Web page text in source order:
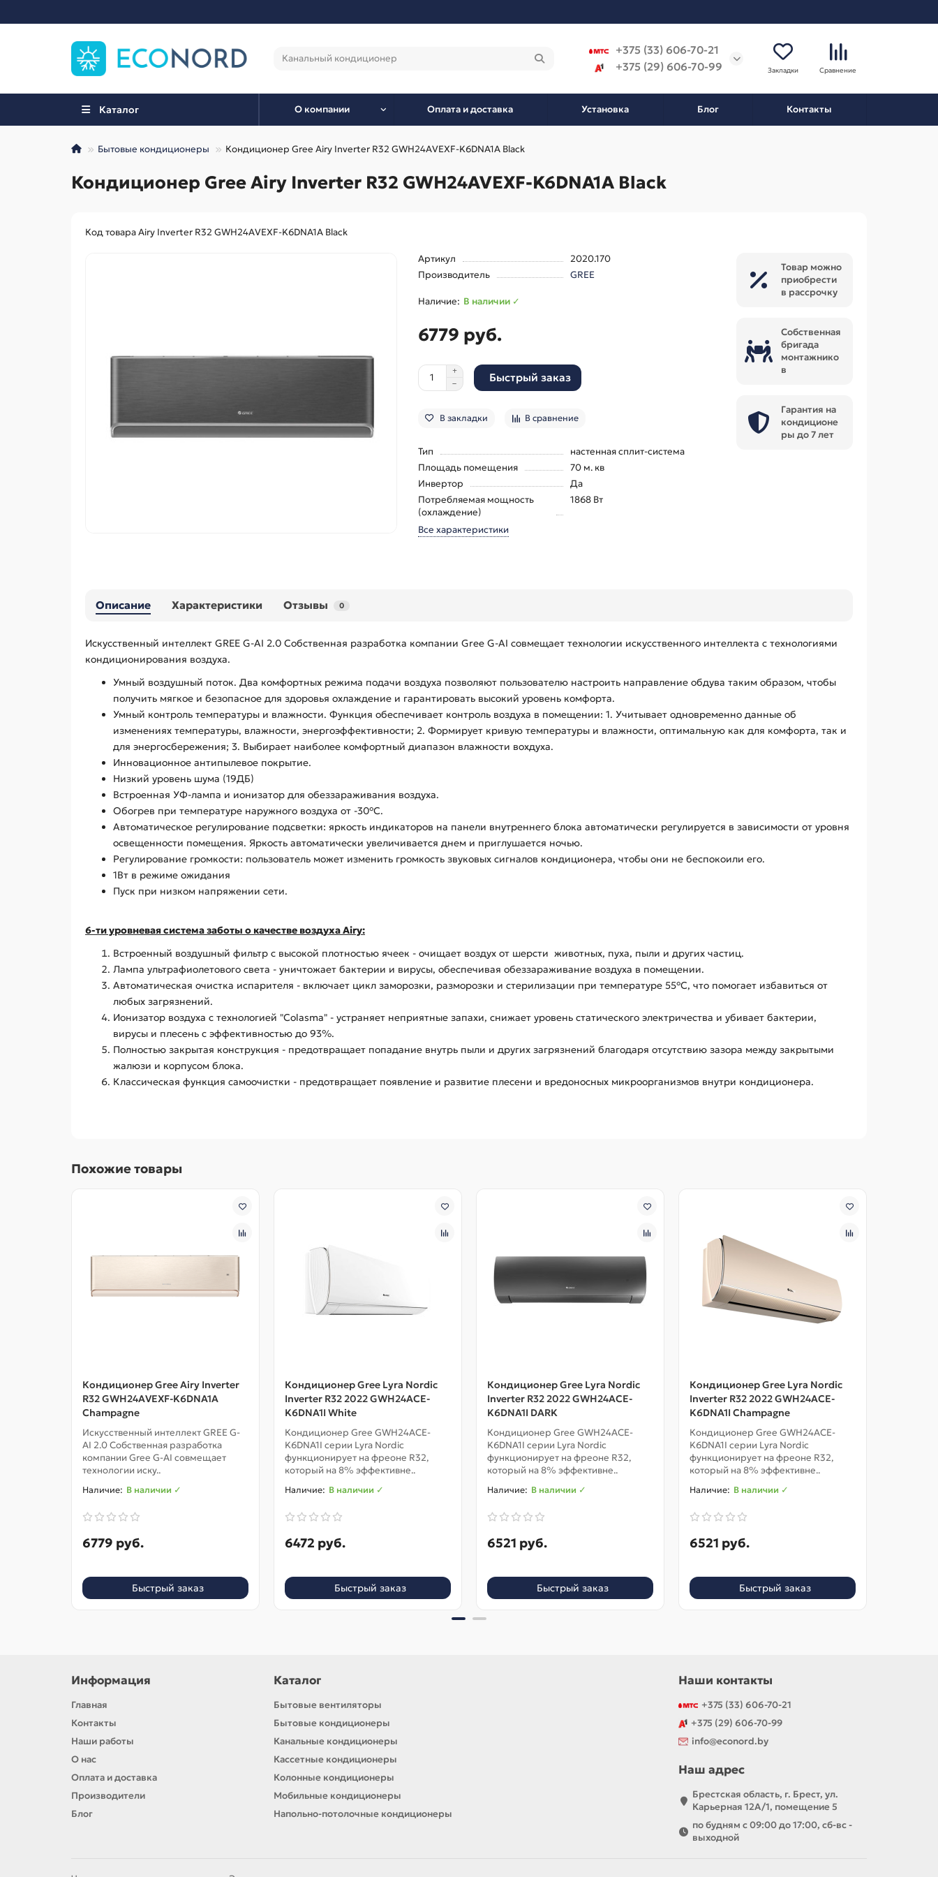
+375 (33) 606-70-21
+375 (29) 606-70-99
Закладки Сравнение
Каталог О компании Оплата и доставка Установка Блог Контакты
Бытовые кондиционеры Кондиционер Gree Airy Inverter R32 GWH24AVEXF-K6DNA1A Black
Кондиционер Gree Airy Inverter R32 GWH24AVEXF-K6DNA1A Black
Код товара Airy Inverter R32 GWH24AVEXF-K6DNA1A Black
Артикул
2020.170
Производитель
GREE
В наличии ✓
6779 руб.
Быстрый заказ
В закладки В сравнение
Тип
настенная сплит-система
Площадь помещения
70 м. кв
Инвертор
Да
Потребляемая мощность
(охлаждение)
1868 Вт
Все характеристики
Товар можно
приобрести
в рассрочку
Собственная
бригада
монтажнико
в
Гарантия на
кондиционе
ры до 7 лет
Описание Характеристики Отзывы 0
Искусственный интеллект GREE G-AI 2.0 Собственная разработка компании Gree G-AI совмещает технологии искусственного интеллекта с технологиями
кондиционирования воздуха.
Умный воздушный поток. Два комфортных режима подачи воздуха позволяют пользователю настроить направление обдува таким образом, чтобы
получить мягкое и безопасное для здоровья охлаждение и гарантировать высокий уровень комфорта.
Умный контроль температуры и влажности. Функция обеспечивает контроль воздуха в помещении: 1. Учитывает одновременно данные об
изменениях температуры, влажности, энергоэффективности; 2. Формирует кривую температуры и влажности, оптимальную как для комфорта, так и
для энергосбережения; 3. Выбирает наиболее комфортный диапазон влажности вохдуха.
Инновационное антипылевое покрытие.
Низкий уровень шума (19ДБ)
Встроенная УФ-лампа и ионизатор для обеззараживания воздуха.
Обогрев при температуре наружного воздуха от -30°C.
Автоматическое регулирование подсветки: яркость индикаторов на панели внутреннего блока автоматически регулируется в зависимости от уровня
освещенности помещения. Яркость автоматически увеличивается днем и приглушается ночью.
Регулирование громкости: пользователь может изменить громкость звуковых сигналов кондиционера, чтобы они не беспокоили его.
1Вт в режиме ожидания
Пуск при низком напряжении сети.
6-ти уровневая система заботы о качестве воздуха Airy:
Встроенный воздушный фильтр с высокой плотностью ячеек - очищает воздух от шерсти животных, пуха, пыли и других частиц.
Лампа ультрафиолетового света - уничтожает бактерии и вирусы, обеспечивая обеззараживание воздуха в помещении.
Автоматическая очистка испарителя - включает цикл заморозки, разморозки и стерилизации при температуре 55°C, что помогает избавиться от
любых загрязнений.
Ионизатор воздуха с технологией "Colasma" - устраняет неприятные запахи, снижает уровень статического электричества и убивает бактерии,
вирусы и плесень с эффективностью до 93%.
Полностью закрытая конструкция - предотвращает попадание внутрь пыли и других загрязнений благодаря отсутствию зазора между закрытыми
жалюзи и корпусом блока.
Классическая функция самоочистки - предотвращает появление и развитие плесени и вредоносных микроорганизмов внутри кондиционера.
Похожие товары
Кондиционер Gree Airy Inverter
R32 GWH24AVEXF-K6DNA1A
Champagne
Искусственный интеллект GREE G-
AI 2.0 Собственная разработка
компании Gree G-AI совмещает
технологии иску..
В наличии ✓
6779 руб.
Быстрый заказ
Кондиционер Gree Lyra Nordic
Inverter R32 2022 GWH24ACE-
K6DNA1I White
Кондиционер Gree GWH24ACE-
K6DNA1I серии Lyra Nordic
функционирует на фреоне R32,
который на 8% эффективне..
В наличии ✓
6472 руб.
Быстрый заказ
Кондиционер Gree Lyra Nordic
Inverter R32 2022 GWH24ACE-
K6DNA1I DARK
Кондиционер Gree GWH24ACE-
K6DNA1I серии Lyra Nordic
функционирует на фреоне R32,
который на 8% эффективне..
В наличии ✓
6521 руб.
Быстрый заказ
Кондиционер Gree Lyra Nordic
Inverter R32 2022 GWH24ACE-
K6DNA1I Champagne
Кондиционер Gree GWH24ACE-
K6DNA1I серии Lyra Nordic
функционирует на фреоне R32,
который на 8% эффективне..
В наличии ✓
6521 руб.
Быстрый заказ
Информация
Главная
Контакты
Наши работы
О нас
Оплата и доставка
Производители
Блог
Каталог
Бытовые вентиляторы
Бытовые кондиционеры
Канальные кондиционеры
Кассетные кондиционеры
Колонные кондиционеры
Мобильные кондиционеры
Напольно-потолочные кондиционеры
Наши контакты
+375 (33) 606-70-21
+375 (29) 606-70-99
info@econord.by
Наш адрес
Брестская область, г. Брест, ул.
Карьерная 12А/1, помещение 5
по будням с 09:00 до 17:00, сб-вс -
выходной